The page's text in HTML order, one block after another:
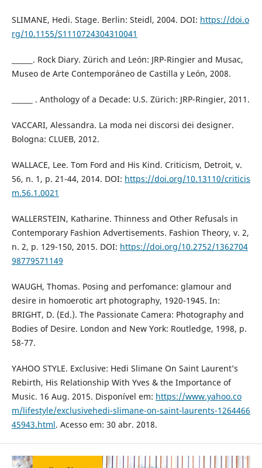
SLIMANE, Hedi. Stage. Berlin: Steidl, 2004. DOI: https://doi.o
rg/10.1155/S1110724304310041
______. Rock Diary. Zürich and León: JRP-Ringier and Musac,
Museo de Arte Contemporáneo de Castilla y León, 2008.
______ . Anthology of a Decade: U.S. Zürich: JRP-Ringier, 2011.
VACCARI, Alessandra. La moda nei discorsi dei designer.
Bologna: CLUEB, 2012.
WALLACE, Lee. Tom Ford and His Kind. Criticism, Detroit, v.
56, n. 1, p. 21-44, 2014. DOI: https://doi.org/10.13110/criticis
m.56.1.0021
WALLERSTEIN, Katharine. Thinness and Other Refusals in
Contemporary Fashion Advertisements. Fashion Theory, v. 2,
n. 2, p. 129-150, 2015. DOI: https://doi.org/10.2752/1362704
98779571149
WAUGH, Thomas. Posing and perfomance: glamour and
desire in homoerotic art photography, 1920-1945. In:
BRIGHT, D. (Ed.). The Passionate Camera: Photography and
Bodies of Desire. London and New York: Routledge, 1998, p.
58-77.
YAHOO STYLE. Exclusive: Hedi Slimane On Saint Laurent’s
Rebirth, His Relationship With Yves & the Importance of
Music. 16 Aug. 2015. Disponível em: https://www.yahoo.co
m/lifestyle/exclusivehedi-slimane-on-saint-laurents-1264466
45943.html. Acesso em: 30 abr. 2018.